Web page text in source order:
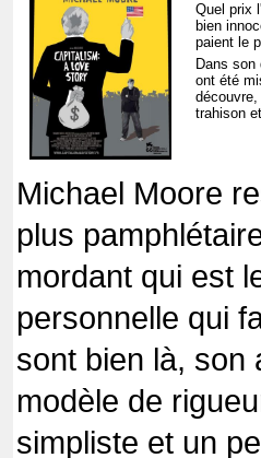
Quel prix
bien
paient le
Dans
ont été
trahison
Michael Moore
plus
mordant qui est
personnelle qui
sont bien là, son
modèle de
simpliste et un